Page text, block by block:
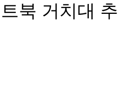
북 거치대 추